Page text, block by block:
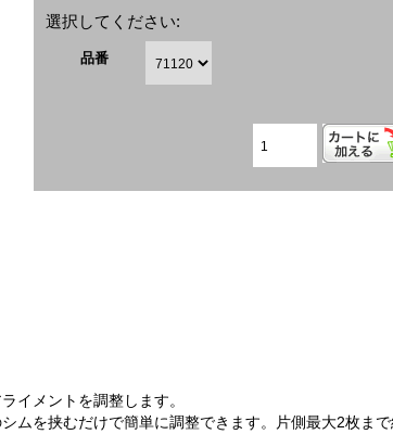
選択してください:
品番
イメントを調整します。
ムを挟むだけで簡単に調整できます。片側最大2枚ま